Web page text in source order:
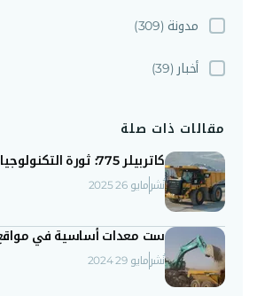
مدونة (309)
أخبار (39)
مقالات ذات صلة
كاتربيلر 775: ثورة التكنولوجيا والقياد...
نُشر مايو 26 2025
ست معدات أساسية في مواقع
نُشر مايو 29 2024